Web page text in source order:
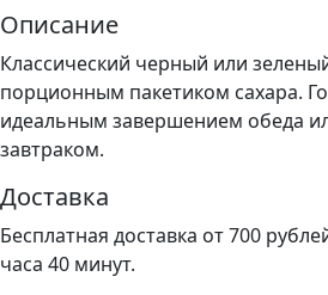
Описание
Классический черный или
порционным пакетиком сахара.
идеальным завершением обеда
завтраком.
Доставка
Бесплатная доставка от 700
часа 40 минут.